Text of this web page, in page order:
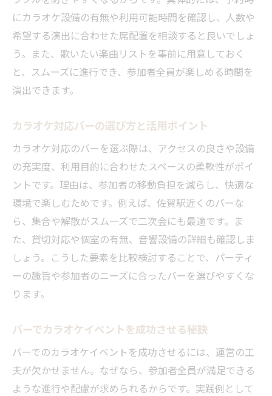
にカラオケ設備の有無や利用可能時間を確認し、人数や
希望する演出に合わせた席配置を相談すると良いでしょ
う。また、歌いたい楽曲リストを事前に用意しておく
と、スムーズに進行でき、参加者全員が楽しめる時間を
演出できます。
カラオケ対応バーの選び方と活用ポイント
カラオケ対応のバーを選ぶ際は、アクセスの良さや設備
の充実度、利用目的に合わせたスペースの柔軟性がポイ
ントです。理由は、参加者の移動負担を減らし、快適な
環境で楽しむためです。例えば、佐賀駅近くのバーな
ら、集合や解散がスムーズで二次会にも最適です。ま
た、貸切対応や個室の有無、音響設備の詳細も確認しま
しょう。こうした要素を比較検討することで、パーティ
ーの趣旨や参加者のニーズに合ったバーを選びやすくな
ります。
バーでカラオケイベントを成功させる秘訣
バーでのカラオケイベントを成功させるには、運営の工
夫が欠かせません。なぜなら、参加者全員が満足できる
ような進行や配慮が求められるからです。実践例として